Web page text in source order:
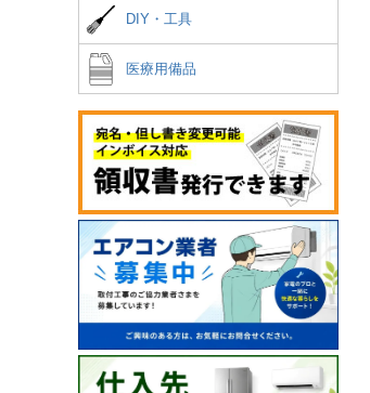
DIY・工具
医療用備品